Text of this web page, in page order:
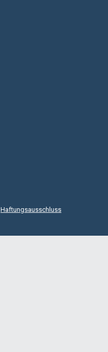
Haftungsausschluss